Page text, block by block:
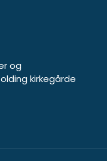
og
kirkegårde